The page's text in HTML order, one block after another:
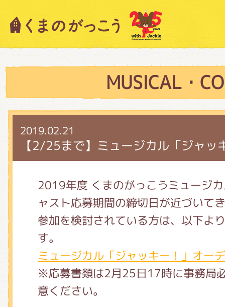
MUSICAL・
2019.02.21
【2/25まで】ミュージカル「ジャッ
2019年度 くまのがっこうミュージ
ャスト応募期間の締切日が近づいて
参加を検討されている方は、以下よ
す。
ミュージカル「ジャッキー！」オー
※応募書類は2月25日17時に事務局
意ください。
キャラクター紹介
スタッフブログ
ショップインフォメーション
グッズインフォメーション